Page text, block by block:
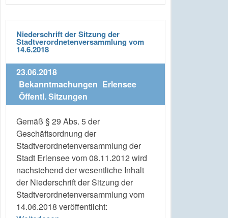
Niederschrift der Sitzung der
Stadtverordnetenversammlung vom
14.6.2018
23.06.2018
Bekanntmachungen Erlensee
Öffentl. Sitzungen
Gemäß § 29 Abs. 5 der
Geschäftsordnung der
Stadtverordnetenversammlung der
Stadt Erlensee vom 08.11.2012 wird
nachstehend der wesentliche Inhalt
der Niederschrift der Sitzung der
Stadtverordnetenversammlung vom
14.06.2018 veröffentlicht: